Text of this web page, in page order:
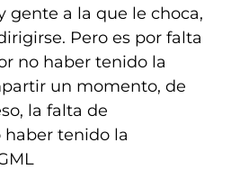
gente a la que le choca,
Pero es por falta
no haber tenido la
un momento, de
la falta de
tenido la